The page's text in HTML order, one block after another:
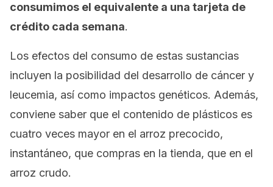
consumimos el equivalente a una tarjeta de
crédito cada semana.
Los efectos del consumo de estas sustancias
incluyen la posibilidad del desarrollo de cáncer y
leucemia, así como impactos genéticos. Además,
conviene saber que el contenido de plásticos es
cuatro veces mayor en el arroz precocido,
instantáneo, que compras en la tienda, que en el
arroz crudo.